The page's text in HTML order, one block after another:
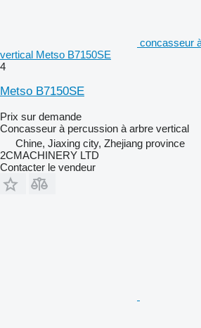
concasseur
vertical Metso B7150SE
4
Metso B7150SE
Prix sur demande
Concasseur à percussion à arbre vertical
Chine, Jiaxing city, Zhejiang province
2CMACHINERY LTD
Contacter le vendeur